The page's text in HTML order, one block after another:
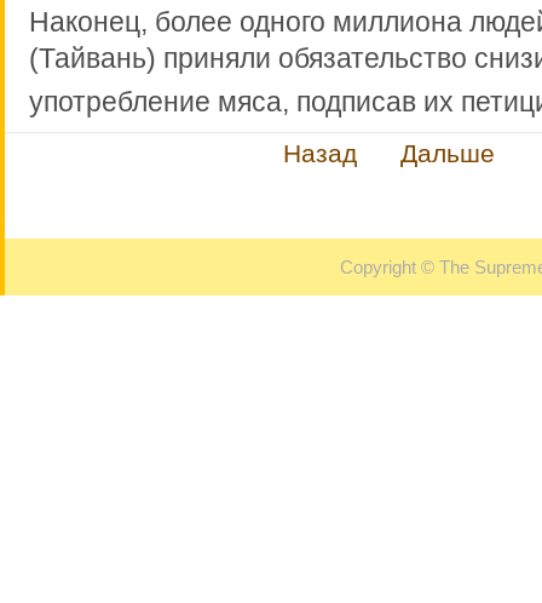
Наконец, более одного миллиона
(Тайвань) приняли обязательство
употребление мяса, подписав их
Назад Дальше
Copyright © The